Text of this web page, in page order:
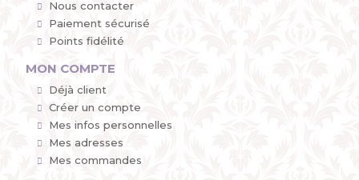
Nous contacter
Paiement sécurisé
Points fidélité
MON COMPTE
Déjà client
Créer un compte
Mes infos personnelles
Mes adresses
Mes commandes